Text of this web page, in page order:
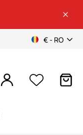
€ - RO